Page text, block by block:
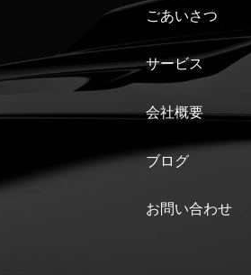
ごあいさつ
サービス
会社概要
ブログ
お問い合わせ